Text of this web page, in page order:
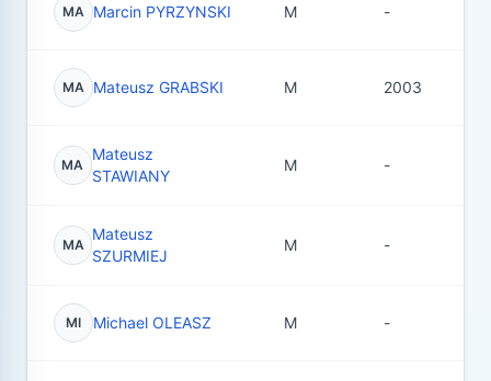
MA Marcin PYRZYNSKI M -
MA Mateusz GRABSKI M 2003
MA
Mateusz
STAWIANY
M -
MA
Mateusz
SZURMIEJ
M -
MI Michael OLEASZ M -